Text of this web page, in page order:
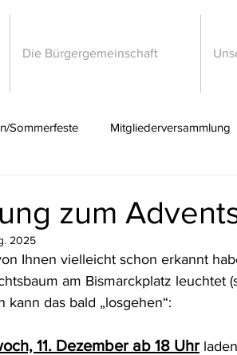
Die Bürgergemeinschaft
Sommerfeste Mitgliederversammlung
zum
2025
Ihnen vielleicht schon erkannt
am Bismarckplatz leuchtet
kann das bald „losgehen“:
11. Dezember ab 18 Uhr